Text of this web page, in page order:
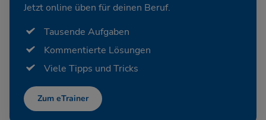
Jetzt online üben für deinen Beruf.
Tausende Aufgaben
Kommentierte Lösungen
Viele Tipps und Tricks
Zum eTrainer